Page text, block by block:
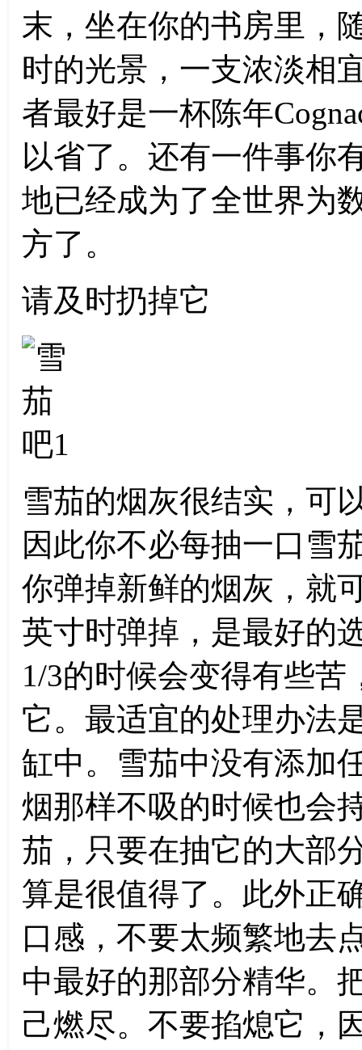
末，坐在你的书房里，
时的光景，一支浓淡相
者最好是一杯陈年
以省了。还有一件事你
地已经成为了全世界为
方了。
请及时扔掉它
雪茄的烟灰很结实，可
因此你不必每抽一口雪
你弹掉新鲜的烟灰，就
英寸时弹掉，是最好的
1/3的时候会变得有些
它。最适宜的处理办法
缸中。雪茄中没有添加
烟那样不吸的时候也会
茄，只要在抽它的大部
算是很值得了。此外正
口感，不要太频繁地去
中最好的那部分精华。
己燃尽。不要掐熄它，